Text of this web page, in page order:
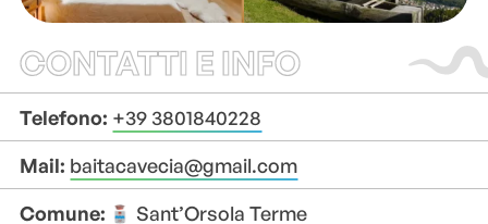
CONTATTI E INFO
Telefono: +39 3801840228
Mail: baitacavecia@gmail.com
Comune:
Sant’Orsola Terme